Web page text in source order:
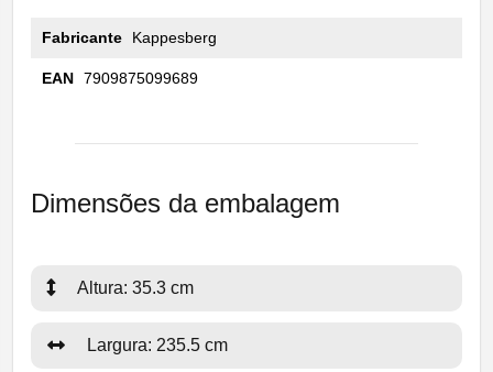
Fabricante Kappesberg
EAN 7909875099689
Dimensões da embalagem
Altura: 35.3 cm
Largura: 235.5 cm